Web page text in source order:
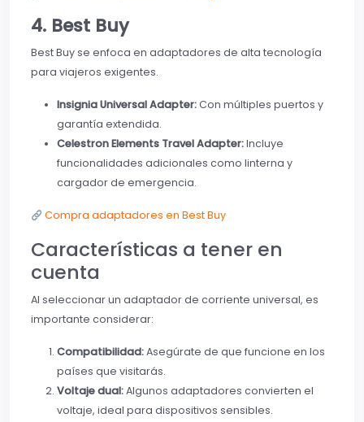
4. Best Buy
Best Buy se enfoca en adaptadores de alta tecnología
para viajeros exigentes.
Insignia Universal Adapter:Con múltiples puertos y
garantía extendida.
Celestron Elements Travel Adapter:Incluye
funcionalidades adicionales como linterna y
cargador de emergencia.
Compra adaptadores en Best Buy
Características a tener en
cuenta
Al seleccionar un adaptador de corriente universal, es
importante considerar:
Compatibilidad:Asegúrate de que funcione en los
países que visitarás.
Voltaje dual:Algunos adaptadores convierten el
voltaje, ideal para dispositivos sensibles.